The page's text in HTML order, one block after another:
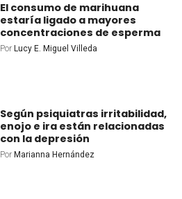
El consumo de marihuana
estaría ligado a mayores
concentraciones de esperma
Por Lucy E. Miguel Villeda
Según psiquiatras irritabilidad,
enojo e ira están relacionadas
con la depresión
Por Marianna Hernández